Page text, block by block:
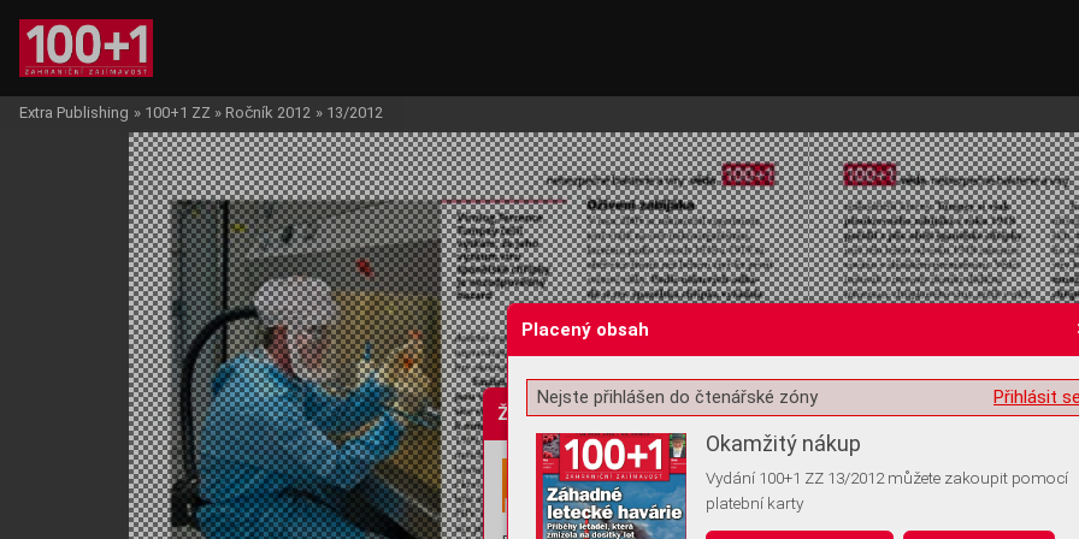
Žádost o souhlas s ukládáním volitelných informací
Extra Publishing » 100+1 ZZ » Ročník 2012 » 13/2012
Placený obsah
Přihlásit
Nejste přihlášen do čtenářské zóny
Okamžitý nákup
Vydání 100+1 ZZ 13/2012 můžete zakoupit pomocí
platební karty